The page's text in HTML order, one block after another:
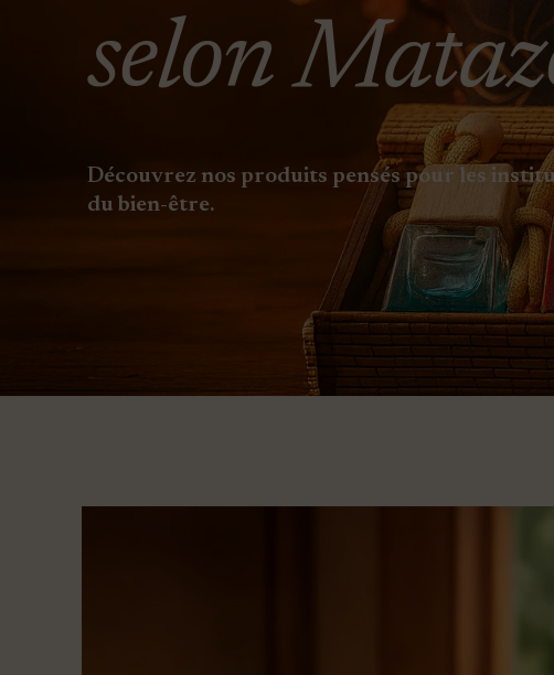
selon
Découvrez nos produits pensés pour les
du bien-être.